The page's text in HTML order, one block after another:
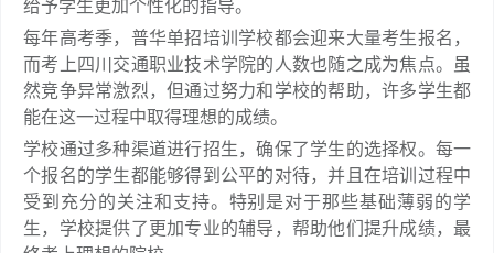
给予学生更加个性化的指导。
每年高考季，普华单招培训学校都会迎来大量考生报名，
而考上四川交通职业技术学院的人数也随之成为焦点。虽
然竞争异常激烈，但通过努力和学校的帮助，许多学生都
能在这一过程中取得理想的成绩。
学校通过多种渠道进行招生，确保了学生的选择权。每一
个报名的学生都能够得到公平的对待，并且在培训过程中
受到充分的关注和支持。特别是对于那些基础薄弱的学
生，学校提供了更加专业的辅导，帮助他们提升成绩，最